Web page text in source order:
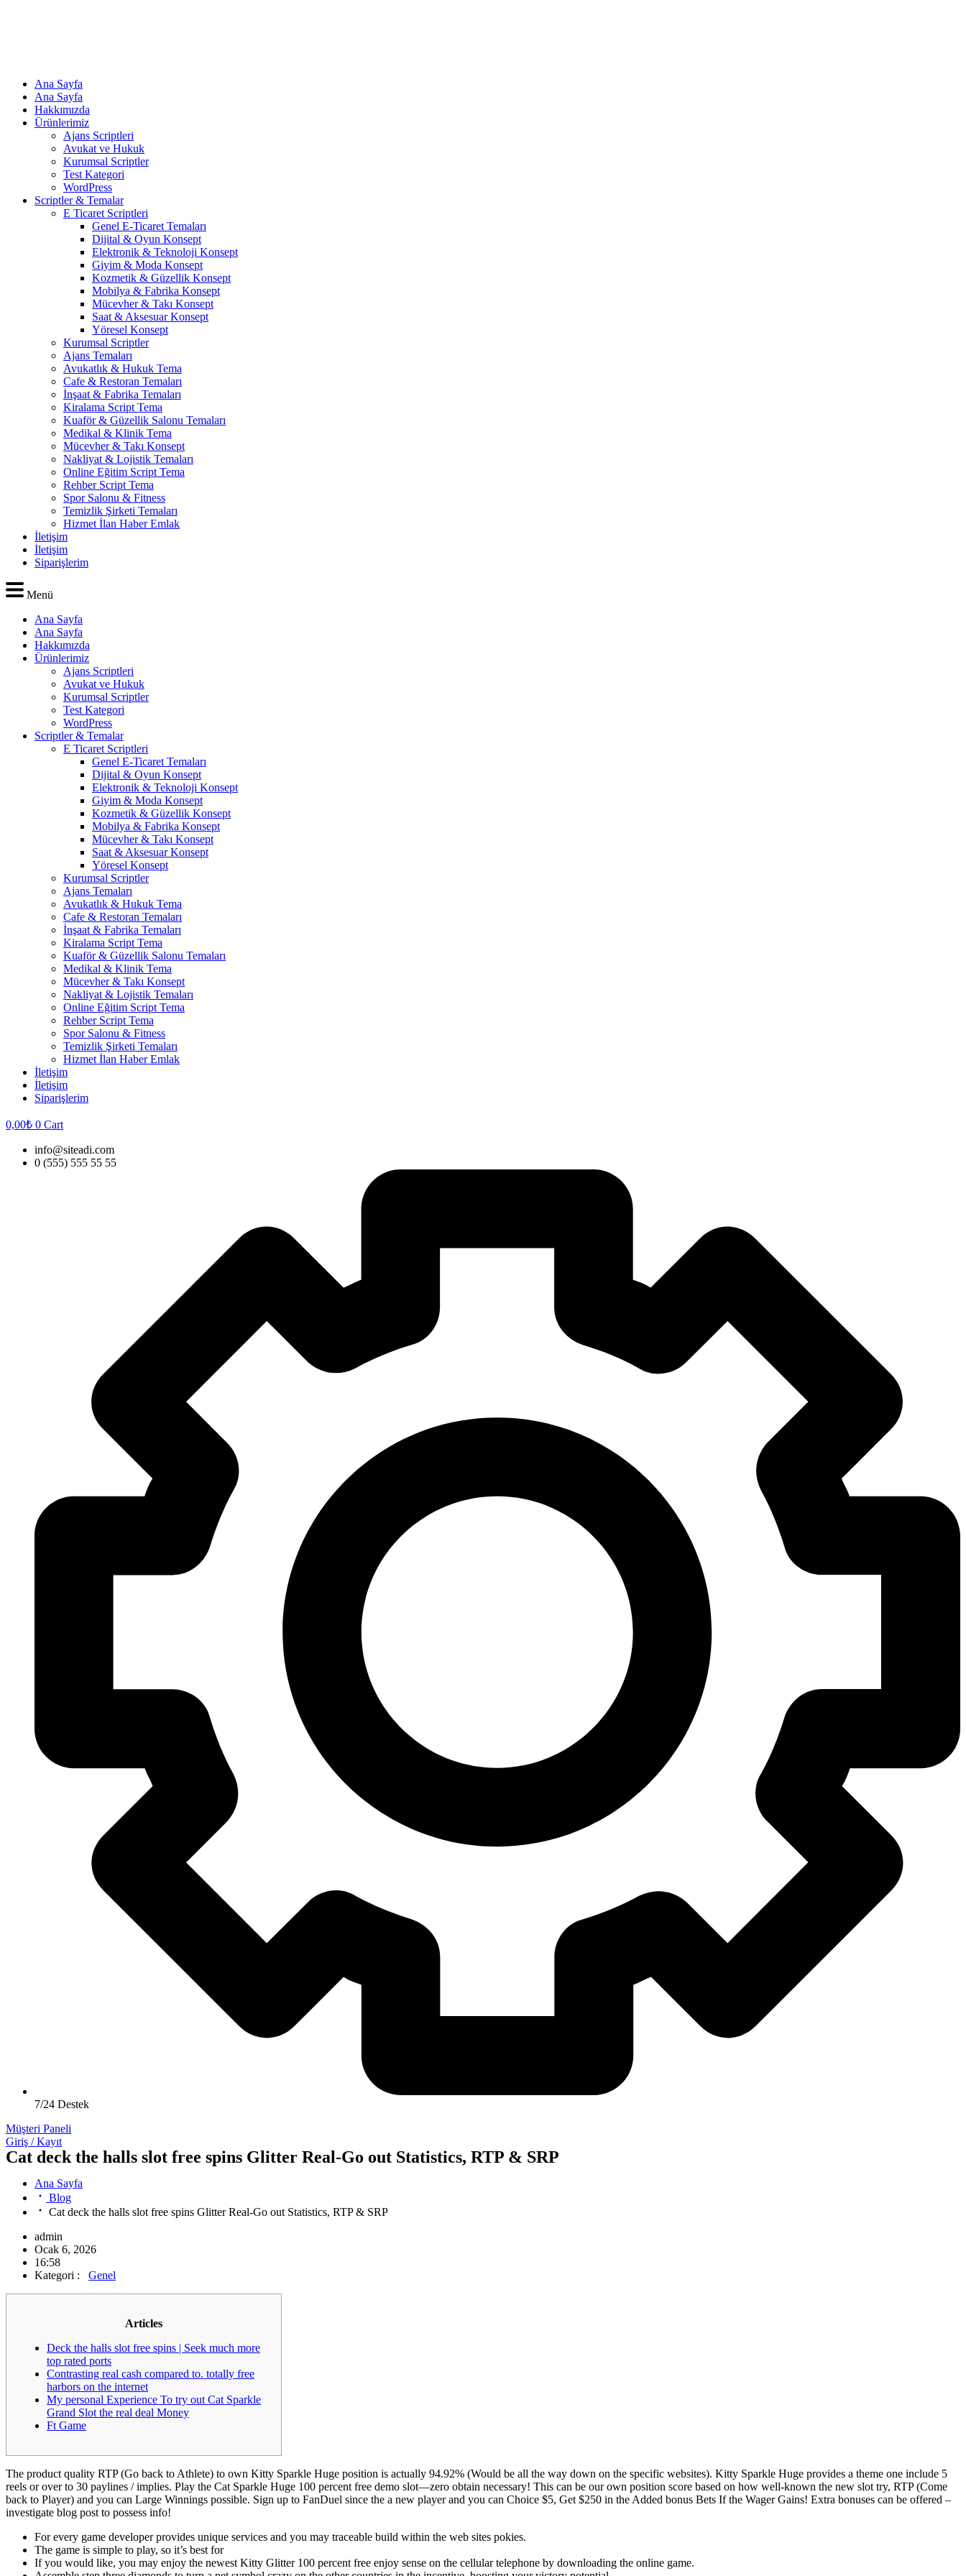
Ana Sayfa
Ana Sayfa
Hakkımızda
Ürünlerimiz
Ajans Scriptleri
Avukat ve Hukuk
Kurumsal Scriptler
Test Kategori
WordPress
Scriptler & Temalar
E Ticaret Scriptleri
Genel E-Ticaret Temaları
Dijital & Oyun Konsept
Elektronik & Teknoloji Konsept
Giyim & Moda Konsept
Kozmetik & Güzellik Konsept
Mobilya & Fabrika Konsept
Mücevher & Takı Konsept
Saat & Aksesuar Konsept
Yöresel Konsept
Kurumsal Scriptler
Ajans Temaları
Avukatlık & Hukuk Tema
Cafe & Restoran Temaları
İnşaat & Fabrika Temaları
Kiralama Script Tema
Kuaför & Güzellik Salonu Temaları
Medikal & Klinik Tema
Mücevher & Takı Konsept
Nakliyat & Lojistik Temaları
Online Eğitim Script Tema
Rehber Script Tema
Spor Salonu & Fitness
Temizlik Şirketi Temaları
Hizmet İlan Haber Emlak
İletişim
İletişim
Siparişlerim
Menü
Ana Sayfa
Ana Sayfa
Hakkımızda
Ürünlerimiz
Ajans Scriptleri
Avukat ve Hukuk
Kurumsal Scriptler
Test Kategori
WordPress
Scriptler & Temalar
E Ticaret Scriptleri
Genel E-Ticaret Temaları
Dijital & Oyun Konsept
Elektronik & Teknoloji Konsept
Giyim & Moda Konsept
Kozmetik & Güzellik Konsept
Mobilya & Fabrika Konsept
Mücevher & Takı Konsept
Saat & Aksesuar Konsept
Yöresel Konsept
Kurumsal Scriptler
Ajans Temaları
Avukatlık & Hukuk Tema
Cafe & Restoran Temaları
İnşaat & Fabrika Temaları
Kiralama Script Tema
Kuaför & Güzellik Salonu Temaları
Medikal & Klinik Tema
Mücevher & Takı Konsept
Nakliyat & Lojistik Temaları
Online Eğitim Script Tema
Rehber Script Tema
Spor Salonu & Fitness
Temizlik Şirketi Temaları
Hizmet İlan Haber Emlak
İletişim
İletişim
Siparişlerim
0,00₺ 0 Cart
info@siteadi.com
0 (555) 555 55 55
7/24 Destek
Müşteri Paneli
Giriş / Kayıt
Cat deck the halls slot free spins Glitter Real-Go out Statistics, RTP & SRP
Ana Sayfa
Blog
Cat deck the halls slot free spins Glitter Real-Go out Statistics, RTP & SRP
admin
Ocak 6, 2026
16:58
Kategori :
Genel
Articles
Deck the halls slot free spins | Seek much more
top rated ports
Contrasting real cash compared to. totally free
harbors on the internet
My personal Experience To try out Cat Sparkle
Grand Slot the real deal Money
Ft Game
The product quality RTP (Go back to Athlete) to own Kitty Sparkle Huge position is actually 94.92% (Would be all the way down on the specific websites). Kitty Sparkle Huge provides a theme one include 5
reels or over to 30 paylines / implies. Play the Cat Sparkle Huge 100 percent free demo slot—zero obtain necessary! This can be our own position score based on how well-known the new slot try, RTP (Come
back to Player) and you can Large Winnings possible. Sign up to FanDuel since the a new player and you can Choice $5, Get $250 in the Added bonus Bets If the Wager Gains! Extra bonuses can be offered –
investigate blog post to possess info!
For every game developer provides unique services and you may traceable build within the web sites pokies.
The game is simple to play, so it’s best for
If you would like, you may enjoy the newest Kitty Glitter 100 percent free enjoy sense on the cellular telephone by downloading the online game.